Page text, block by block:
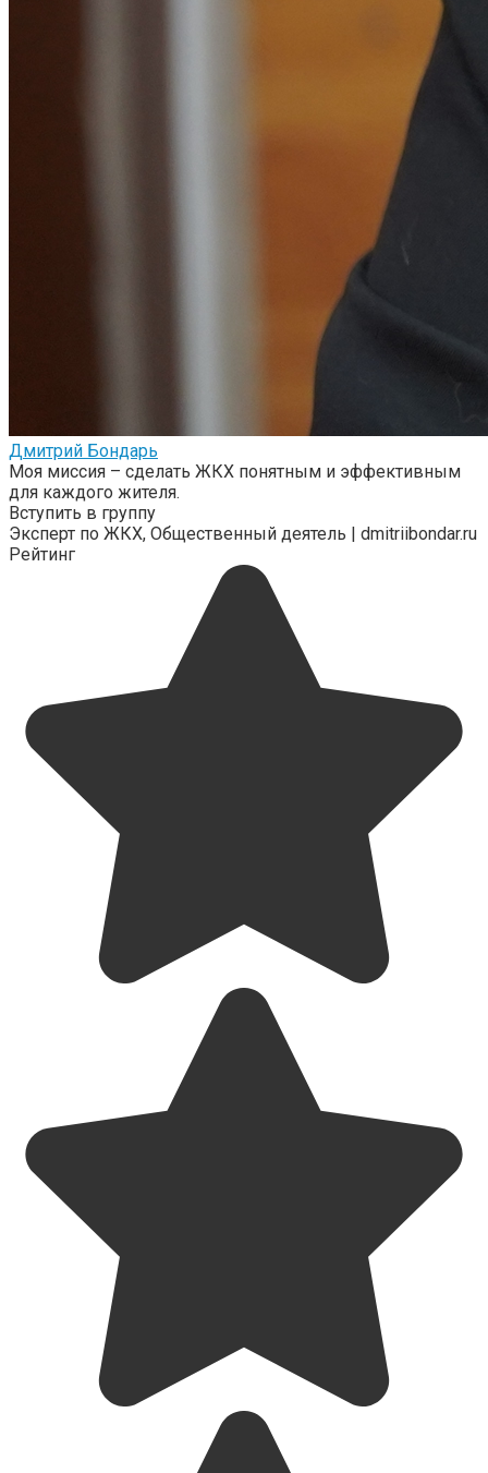
Дмитрий Бондарь
Моя миссия – сделать ЖКХ понятным и эффективным
для каждого жителя.
Вступить в группу
Эксперт по ЖКХ, Общественный деятель | dmitriibondar.ru
Рейтинг